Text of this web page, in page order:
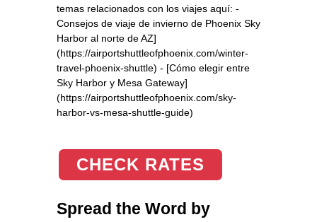
temas relacionados con los viajes aquí: -
Consejos de viaje de invierno de Phoenix Sky
Harbor al norte de AZ]
(https://airportshuttleofphoenix.com/winter-
travel-phoenix-shuttle) - [Cómo elegir entre
Sky Harbor y Mesa Gateway]
(https://airportshuttleofphoenix.com/sky-
harbor-vs-mesa-shuttle-guide)
CHECK RATES
Spread the Word by